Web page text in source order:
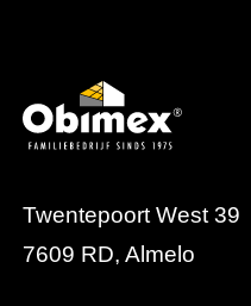
Twentepoort West 39
7609 RD, Almelo